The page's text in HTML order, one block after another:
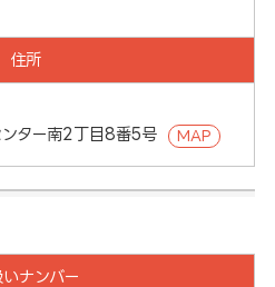
住所
ター南2丁目8番5号
MAP
ナンバー